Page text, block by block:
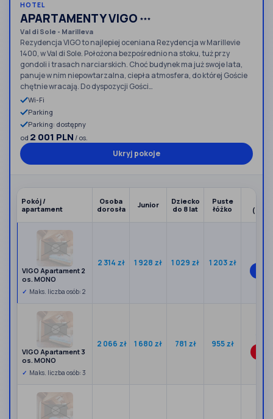
HOTEL
APARTAMENTY VIGO ***
Val di Sole - Marilleva
Rezydencja VIGO to najlepiej oceniana Rezydencja w Marillevie
1400, w Val di Sole. Położona bezpośrednio na stoku, tuż przy
gondoli i trasach narciarskich. Choć budynek ma już swoje lata,
panuje w nim niepowtarzalna, ciepła atmosfera, do której Goście
chętnie wracają. Do dyspozycji Gości…
Wi-Fi
Parking
Parking: dostępny
od 2 001 PLN / os.
Ukryj pokoje
Pokój /
apartament
Osoba
dorosła
Junior
Dziecko
do 8 lat
Puste
łóżko
(za
VIGO Apartament 2
os. MONO
Maks. liczba osób: 2
2 314 zł 1 928 zł 1 029 zł 1 203 zł
VIGO Apartament 3
os. MONO
Maks. liczba osób: 3
2 066 zł 1 680 zł 781 zł 955 zł